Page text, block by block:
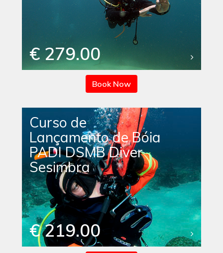
€ 279.00
Book Now
Curso de
Lançamento de Bóia
PADI DSMB Diver
Sesimbra
€ 219.00